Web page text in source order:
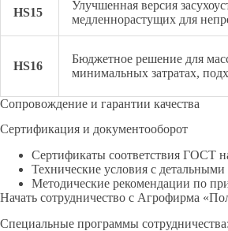
HS15
Улучшенная версия
медленнорастущих для
HS16
Бюджетное решение для
минимальных затратах,
Сопровождение и гарантии качества
Сертификация и документооборот
Сертификаты соответствия ГОСТ
Технические условия с
Методические рекомендации по
Начать сотрудничество с Агрофирма
Специальные программы сотрудничества: